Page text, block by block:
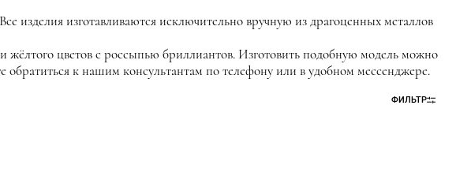
изделия изготавливаются исключительно вручную из драгоценных металлов
цветов с россыпью бриллиантов. Изготовить подобную модель можно
к нашим консультантам по телефону или в удобном мессенджере.
ФИЛЬТР